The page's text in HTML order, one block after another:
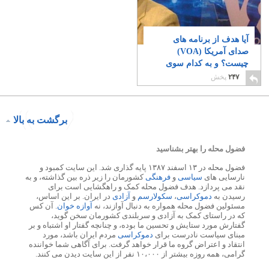
آیا هدف از برنامه های
صدای آمریکا (VOA)
چیست؟ و به کدام سوی
می رود؟
۲۴۷ پخش
برگشت به بالا
فضول محله را بهتر بشناسید
فضول محله در ۱۳ اسفند ۱۳۸۷ پایه گذاری شد. این سایت کمبود و
نارسایی های سیاسی و فرهنگیکشورمان را زیر ذره بین گذاشته، و به
نقد می پردازد. هدف فضول محله کمک و راهگشایی است برای
رسیدن به دموکراسی، سکولارسم و آزادی در ایران. بر این اساس،
مسئولین فضول محله همواره به دنبال آوازند، نه آوازه خوان. آن کس
که در راستای کمک به آزادی و سربلندی کشورمان سخن گوید،
گفتارش مورد ستایش و تحسین ما بوده، و چنانچه گفتار او اشتباه و بر
مبنای سیاست نادرست برای دموکراسی مردم ایران باشد، مورد
انتقاد و اعتراض گروه ما قرار خواهد گرفت. برای آگاهی شما خواننده
گرامی، همه روزه بیشتر از ۱۰،۰۰۰ نفر از این سایت دیدن می کنند.